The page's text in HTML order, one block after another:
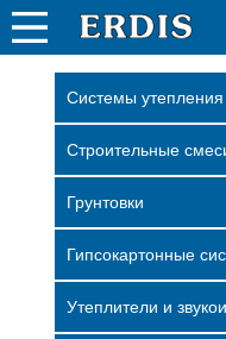
Системы утепления
Строительные
Грунтовки
Гипсокартонные
Утеплители и